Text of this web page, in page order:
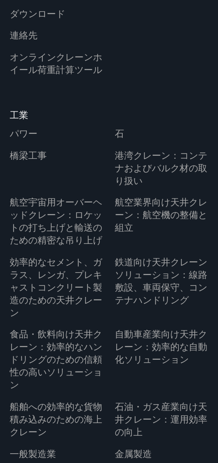
ダウンロード
連絡先
オンラインクレーンホ
イール荷重計算ツール
工業
パワー
石
橋梁工事
港湾クレーン：コンテ
ナおよびバルク材の取
り扱い
航空宇宙用オーバーヘ
ッドクレーン：ロケッ
トの打ち上げと輸送の
ための精密な吊り上げ
航空業界向け天井クレ
ーン：航空機の整備と
組立
効率的なセメント、ガ
ラス、レンガ、プレキ
ャストコンクリート製
造のための天井クレー
ン
鉄道向け天井クレーン
ソリューション：線路
敷設、車両保守、コン
テナハンドリング
食品・飲料向け天井ク
レーン：効率的なハン
ドリングのための信頼
性の高いソリューショ
ン
自動車産業向け天井ク
レーン：効率的な自動
化ソリューション
船舶への効率的な貨物
積み込みのための海上
クレーン
石油・ガス産業向け天
井クレーン：運用効率
の向上
一般製造業
金属製造